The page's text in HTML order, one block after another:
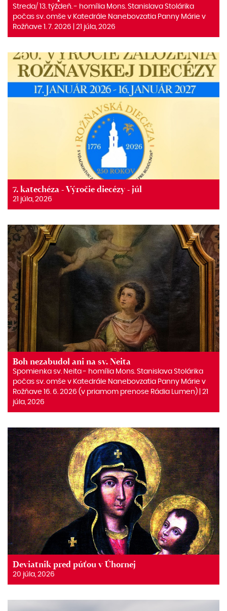
Streda/ 13. týždeň. ‒ homília Mons. Stanislava Stolárika
počas sv. omše v Katedrále Nanebovzatia Panny Márie v
Rožňave 1. 7. 2026 | 21 júla, 2026
7. katechéza - Výročie diecézy - júl
21 júla, 2026
Boh nezabudol ani na sv. Neita
Spomienka sv. Neita ‒ homília Mons. Stanislava Stolárika
počas sv. omše v Katedrále Nanebovzatia Panny Márie v
Rožňave 16. 6. 2026 (v priamom prenose Rádia Lumen) | 21
júla, 2026
Deviatnik pred púťou v Úhornej
20 júla, 2026